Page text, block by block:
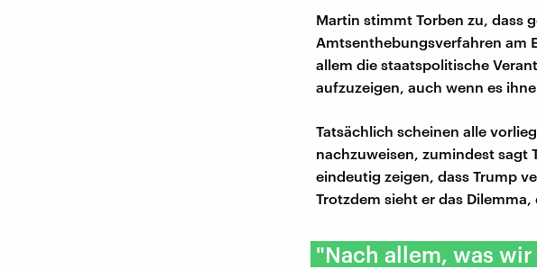
Martin stimmt Torben zu, dass
Amtsenthebungsverfahren am
allem die staatspolitische
aufzuzeigen, auch wenn es
Tatsächlich scheinen alle
nachzuweisen, zumindest sagt
eindeutig zeigen, dass Trump
Trotzdem sieht er das
"Nach allem, was